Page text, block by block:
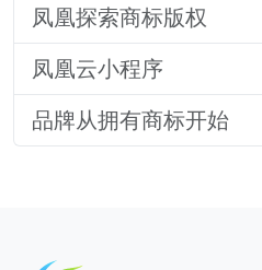
凤凰探索商标版权
凤凰云小程序
品牌从拥有商标开始